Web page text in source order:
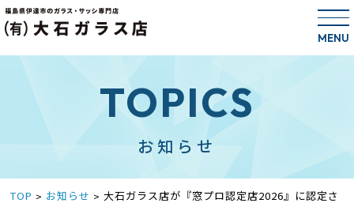
MENU
TOPICS
お知らせ
TOP > お知らせ >大石ガラス店が『窓プロ認定店2026』に認定さ